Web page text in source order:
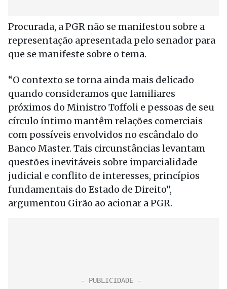
Procurada, a PGR não se manifestou sobre a
representação apresentada pelo senador para
que se manifeste sobre o tema.
“O contexto se torna ainda mais delicado
quando consideramos que familiares
próximos do Ministro Toffoli e pessoas de seu
círculo íntimo mantêm relações comerciais
com possíveis envolvidos no escândalo do
Banco Master. Tais circunstâncias levantam
questões inevitáveis sobre imparcialidade
judicial e conflito de interesses, princípios
fundamentais do Estado de Direito”,
argumentou Girão ao acionar a PGR.